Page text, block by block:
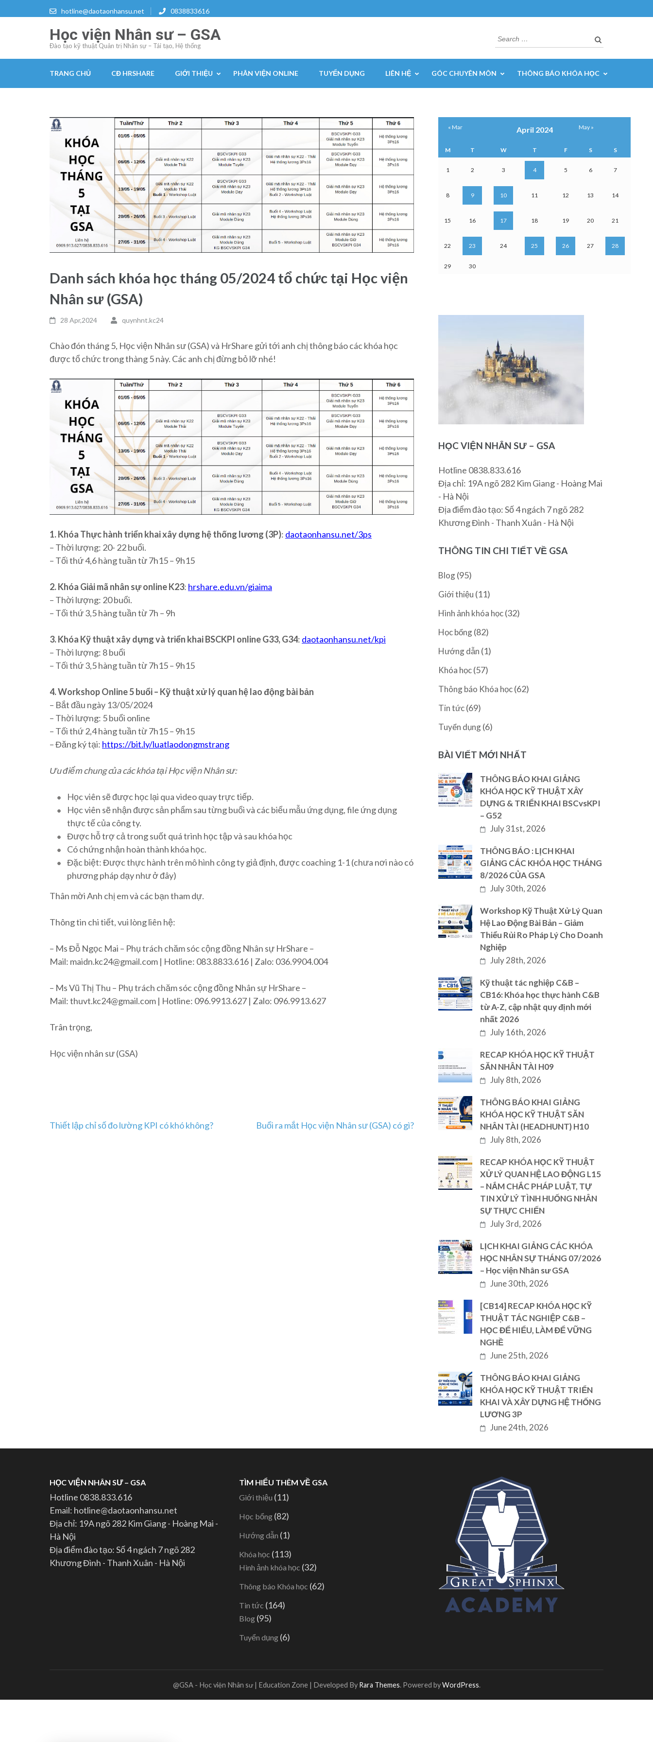
to
Enter)
hotline@daotaonhansu.net 0838833616
Học viện Nhân sư – GSA
Đào tạo kỹ thuật Quản trị Nhân sự – Tái tạo, Hệ thống
Search
for:
TRANG CHỦ CĐ HRSHARE GIỚI THIỆU PHÂN VIỆN ONLINE TUYỂN DỤNG LIÊN HỆ GÓC CHUYÊN MÔN THÔNG BÁO KHÓA HỌC
Danh sách khóa học tháng 05/2024 tổ chức tại Học viện
Nhân sư (GSA)
28 Apr,2024 quynhnt.kc24
Chào đón tháng 5, Học viện Nhân sư (GSA) và HrShare gửi tới anh chị thông báo các khóa học
được tổ chức trong thàng 5 này. Các anh chị đừng bỏ lỡ nhé!
1. Khóa Thực hành triển khai xây dựng hệ thống lương (3P): daotaonhansu.net/3ps
– Thời lượng: 20- 22 buổi.
– Tối thứ 4,6 hàng tuần từ 7h15 – 9h15
2. Khóa Giải mã nhân sự online K23: hrshare.edu.vn/giaima
– Thời lượng: 20 buổi.
– Tối thứ 3,5 hàng tuần từ 7h – 9h
3. Khóa Kỹ thuật xây dựng và triển khai BSCKPI online G33, G34: daotaonhansu.net/kpi
– Thời lượng: 8 buổi
– Tối thứ 3,5 hàng tuần từ 7h15 – 9h15
4. Workshop Online 5 buổi – Kỹ thuật xử lý quan hệ lao động bài bản
– Bắt đầu ngày 13/05/2024
– Thời lượng: 5 buổi online
– Tối thứ 2,4 hàng tuần từ 7h15 – 9h15
– Đăng ký tại: https://bit.ly/luatlaodongmstrang
Ưu điểm chung của các khóa tại Học viện Nhân sư:
Học viên sẽ được học lại qua video quay trực tiếp.
Học viên sẽ nhận được sản phẩm sau từng buổi và các biểu mẫu ứng dụng, file ứng dụng
thực tế của công ty.
Được hỗ trợ cả trong suốt quá trình học tập và sau khóa học
Có chứng nhận hoàn thành khóa học.
Đặc biệt: Được thực hành trên mô hình công ty giả định, được coaching 1-1 (chưa nơi nào có
phương pháp dạy như ở đây)
Thân mời Anh chị em và các bạn tham dự.
Thông tin chi tiết, vui lòng liên hệ:
– Ms Đỗ Ngọc Mai – Phụ trách chăm sóc cộng đồng Nhân sự HrShare –
Mail: maidn.kc24@gmail.com | Hotline: 083.8833.616 | Zalo: 036.9904.004
– Ms Vũ Thị Thu – Phụ trách chăm sóc cộng đồng Nhân sự HrShare –
Mail: thuvt.kc24@gmail.com | Hotline: 096.9913.627 | Zalo: 096.9913.627
Trân trọng,
Học viện nhân sư (GSA)
Post
Thiết lập chỉ số đo lường KPI có khó không? Buổi ra mắt Học viện Nhân sư (GSA) có gì?
April 2024
M T W T F S S
1 2 3 4 5 6 7
8 9 10 11 12 13 14
15 16 17 18 19 20 21
22 23 24 25 26 27 28
29 30
« Mar May »
HỌC VIỆN NHÂN SƯ – GSA
Hotline 0838.833.616
Địa chỉ: 19A ngõ 282 Kim Giang - Hoàng Mai
- Hà Nội
Địa điểm đào tạo: Số 4 ngách 7 ngõ 282
Khương Đình - Thanh Xuân - Hà Nội
THÔNG TIN CHI TIẾT VỀ GSA
Blog(95)
Giới thiệu (11)
Hình ảnh khóa học(32)
Học bổng(82)
Hướng dẫn (1)
Khóa học(57)
Thông báo Khóa học(62)
Tin tức(69)
Tuyển dụng(6)
BÀI VIẾT MỚI NHẤT
THÔNG BÁO KHAI GIẢNG
KHÓA HỌC KỸ THUẬT XÂY
DỰNG & TRIỂN KHAI BSCvsKPI
– G52
July 31st, 2026
THÔNG BÁO : LỊCH KHAI
GIẢNG CÁC KHÓA HỌC THÁNG
8/2026 CỦA GSA
July 30th, 2026
Workshop Kỹ Thuật Xử Lý Quan
Hệ Lao Động Bài Bản – Giảm
Thiểu Rủi Ro Pháp Lý Cho Doanh
Nghiệp
July 28th, 2026
Kỹ thuật tác nghiệp C&B –
CB16: Khóa học thực hành C&B
từ A-Z, cập nhật quy định mới
nhất 2026
July 16th, 2026
RECAP KHÓA HỌC KỸ THUẬT
SĂN NHÂN TÀI H09
July 8th, 2026
THÔNG BÁO KHAI GIẢNG
KHÓA HỌC KỸ THUẬT SĂN
NHÂN TÀI (HEADHUNT) H10
July 8th, 2026
RECAP KHÓA HỌC KỸ THUẬT
XỬ LÝ QUAN HỆ LAO ĐỘNG L15
– NẮM CHẮC PHÁP LUẬT, TỰ
TIN XỬ LÝ TÌNH HUỐNG NHÂN
SỰ THỰC CHIẾN
July 3rd, 2026
LỊCH KHAI GIẢNG CÁC KHÓA
HỌC NHÂN SỰ THÁNG 07/2026
– Học viện Nhân sư GSA
June 30th, 2026
[CB14] RECAP KHÓA HỌC KỸ
THUẬT TÁC NGHIỆP C&B –
HỌC ĐỂ HIỂU, LÀM ĐỂ VỮNG
NGHỀ
June 25th, 2026
THÔNG BÁO KHAI GIẢNG
KHÓA HỌC KỸ THUẬT TRIỂN
KHAI VÀ XÂY DỰNG HỆ THỐNG
LƯƠNG 3P
June 24th, 2026
HỌC VIỆN NHÂN SƯ – GSA
Hotline 0838.833.616
Email: hotline@daotaonhansu.net
Địa chỉ: 19A ngõ 282 Kim Giang - Hoàng Mai -
Hà Nội
Địa điểm đào tạo: Số 4 ngách 7 ngõ 282
Khương Đình - Thanh Xuân - Hà Nội
TÌM HIỂU THÊM VỀ GSA
Giới thiệu (11)
Học bổng(82)
Hướng dẫn (1)
Khóa học (113)
Hình ảnh khóa học (32)
Thông báo Khóa học (62)
Tin tức (164)
Blog(95)
Tuyển dụng(6)
@GSA - Học viện Nhân sư | Education Zone | Developed By Rara Themes. Powered byWordPress.